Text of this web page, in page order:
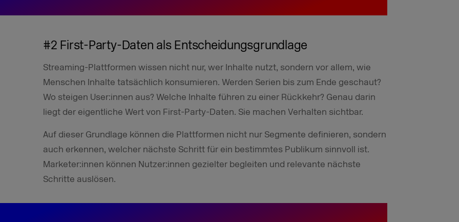
#2 First-Party-Daten als Entscheidungsgrundlage
Streaming-Plattformen wissen nicht nur, wer Inhalte nutzt, sondern vor allem, wie
Menschen Inhalte tatsächlich konsumieren. Werden Serien bis zum Ende geschaut?
Wo steigen User:innen aus? Welche Inhalte führen zu einer Rückkehr? Genau darin
liegt der eigentliche Wert von First-Party-Daten. Sie machen Verhalten sichtbar.
Auf dieser Grundlage können die Plattformen nicht nur Segmente definieren, sondern
auch erkennen, welcher nächste Schritt für ein bestimmtes Publikum sinnvoll ist.
Marketer:innen können Nutzer:innen gezielter begleiten und relevante nächste
Schritte auslösen.